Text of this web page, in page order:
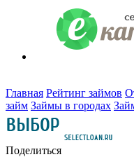
Главная Рейтинг займов
займ Займы в городах
Поделиться